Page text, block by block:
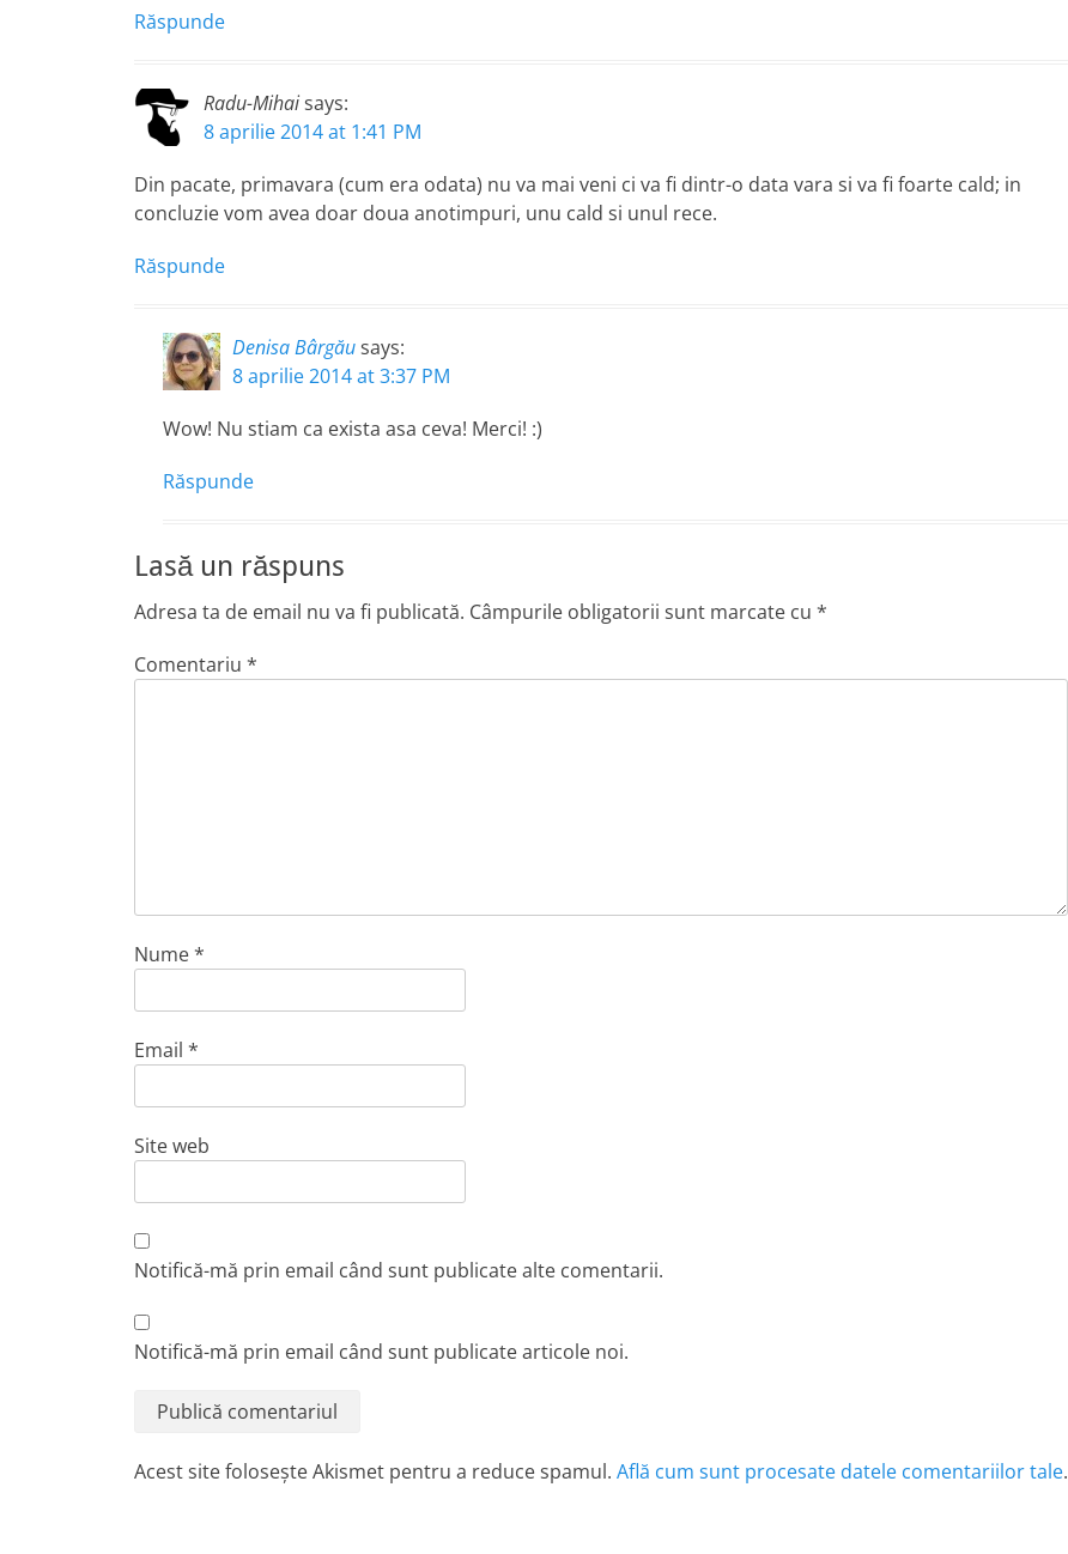
Răspunde
Radu-Mihaisays:
8 aprilie 2014 at 1:41 PM
Din pacate, primavara (cum era odata) nu va mai veni ci va fi dintr-o data vara si va fi foarte cald; in
concluzie vom avea doar doua anotimpuri, unu cald si unul rece.
Răspunde
Denisa Bârgăusays:
8 aprilie 2014 at 3:37 PM
Wow! Nu stiam ca exista asa ceva! Merci! :)
Răspunde
Lasă un răspuns
Adresa ta de email nu va fi publicată. Câmpurile obligatorii sunt marcate cu *
Comentariu *
Nume*
Email *
Site web
Notifică-mă prin email când sunt publicate alte comentarii.
Notifică-mă prin email când sunt publicate articole noi.
Acest site folosește Akismet pentru a reduce spamul. Află cum sunt procesate datele comentariilor tale.